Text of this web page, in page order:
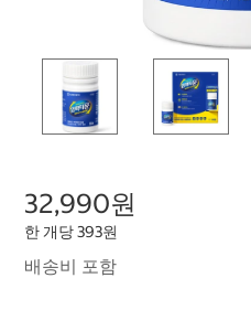
32,990원
한 개당 393원
배송비 포함